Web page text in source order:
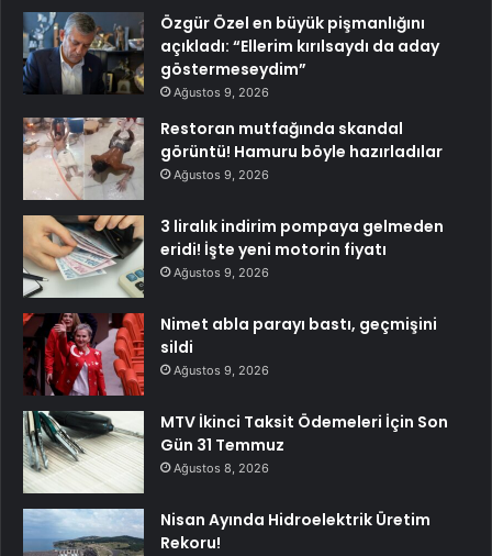
Özgür Özel en büyük pişmanlığını
açıkladı: “Ellerim kırılsaydı da aday
göstermeseydim”
Ağustos 9, 2026
Restoran mutfağında skandal
görüntü! Hamuru böyle hazırladılar
Ağustos 9, 2026
3 liralık indirim pompaya gelmeden
eridi! İşte yeni motorin fiyatı
Ağustos 9, 2026
Nimet abla parayı bastı, geçmişini
sildi
Ağustos 9, 2026
MTV İkinci Taksit Ödemeleri İçin Son
Gün 31 Temmuz
Ağustos 8, 2026
Nisan Ayında Hidroelektrik Üretim
Rekoru!